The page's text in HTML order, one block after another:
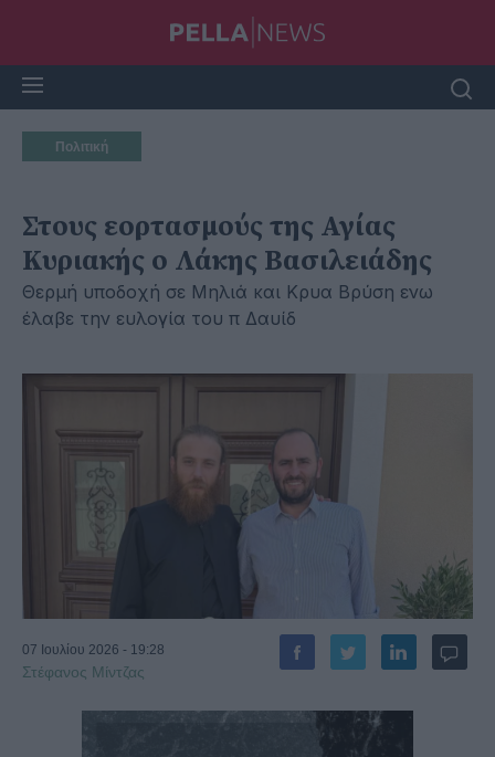
Πολιτική
Στους εορτασμούς της Αγίας
Κυριακής ο Λάκης Βασιλειάδης
Θερμή υποδοχή σε Μηλιά και Κρυα Βρύση ενω
έλαβε την ευλογία του π Δαυίδ
07 Ιουλίου 2026 - 19:28
Στέφανος Μίντζας